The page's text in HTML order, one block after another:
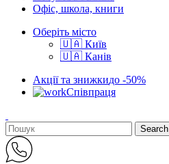
Офіс, школа, книги
Оберіть місто
🇺🇦 Київ
🇺🇦 Канів
Акції та знижкидо -50%
Співпраця
Search